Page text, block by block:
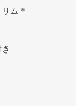
ム＊